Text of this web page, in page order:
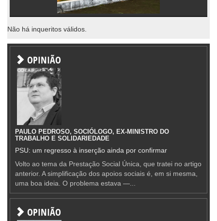
Não há inqueritos válidos.
OPINIÃO
PAULO PEDROSO, SOCIÓLOGO, EX-MINISTRO DO
TRABALHO E SOLIDARIEDADE
PSU: um regresso à inserção ainda por confirmar
Volto ao tema da Prestação Social Única, que tratei no artigo
anterior. A simplificação dos apoios sociais é, em si mesma,
uma boa ideia. O problema estava —...
OPINIÃO